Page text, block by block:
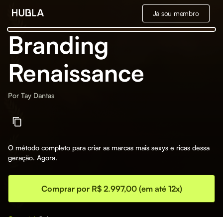
Já sou membro
Branding
Renaissance
Por Tay Dantas
O método completo para criar as marcas mais sexys e ricas dessa
geração. Agora.
Comprar por R$ 2.997,00 (em até 12x)